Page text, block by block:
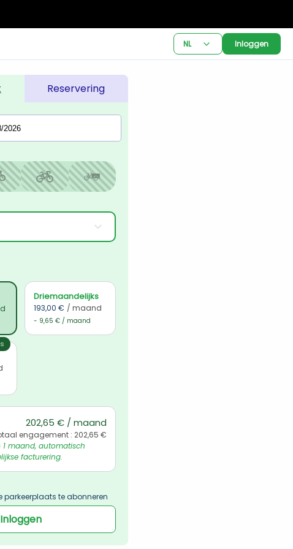
NL Inloggen
Reservering
Driemaandelijks
193,00 € / maand
- 9,65 € / maand
202,65 € / maand
engagement : 202,65 €
maand, automatisch
facturering.
parkeerplaats te abonneren
Inloggen